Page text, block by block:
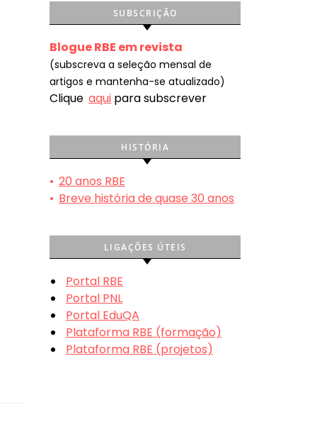
SUBSCRIÇÃO
Blogue RBE em revista
(subscreva a seleção mensal de
artigos e mantenha-se atualizado)
Clique aqui para subscrever
HISTÓRIA
• 20 anos RBE
• Breve história de quase 30 anos
LIGAÇÕES ÚTEIS
Portal RBE
Portal PNL
Portal EduQA
Plataforma RBE (formação)
Plataforma RBE (projetos)